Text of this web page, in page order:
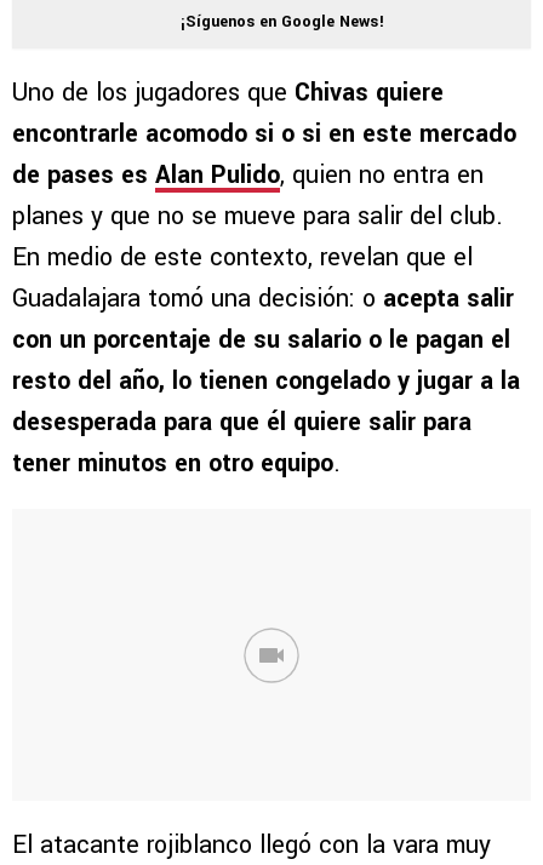
¡Síguenos en Google News!
Uno de los jugadores que Chivas quiere
encontrarle acomodo si o si en este mercado
de pases es Alan Pulido, quien no entra en
planes y que no se mueve para salir del club.
En medio de este contexto, revelan que el
Guadalajara tomó una decisión: o acepta salir
con un porcentaje de su salario o le pagan el
resto del año, lo tienen congelado y jugar a la
desesperada para que él quiere salir para
tener minutos en otro equipo.
El atacante rojiblanco llegó con la vara muy